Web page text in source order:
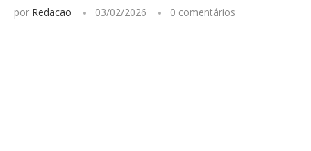
por Redacao 03/02/2026 0 comentários